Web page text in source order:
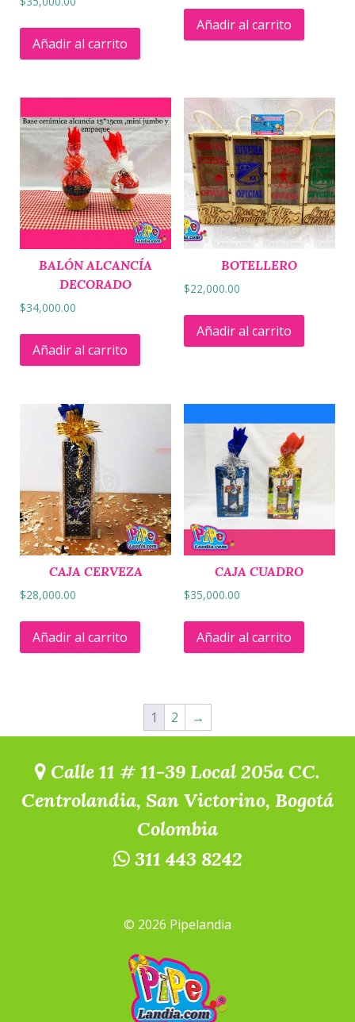
Añadir al carrito
Añadir al carrito
BALÓN ALCANCÍA
DECORADO
$34,000.00
Añadir al carrito
BOTELLERO
$22,000.00
Añadir al carrito
CAJA CERVEZA
$28,000.00
Añadir al carrito
CAJA CUADRO
$35,000.00
Añadir al carrito
1 2 →
Calle 11 # 11-39 Local 205a CC.
Centrolandia, San Victorino, Bogotá
Colombia
311 443 8242
© 2026 Pipelandia